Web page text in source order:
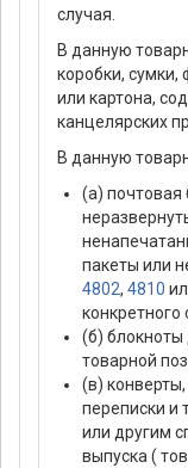
случая.
В данную
коробки,
или картона,
канцелярских
В данную
(а) почтовая
пакеты или
4802, 4810
конкретного
(б) блокноты
товарной
(в)
переписки и
или другим
выпуска (